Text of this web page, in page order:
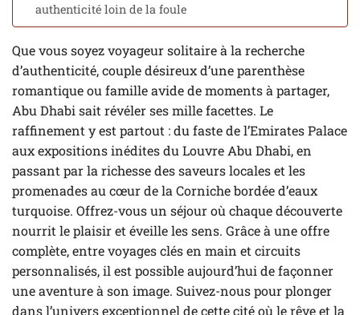
authenticité loin de la foule
Que vous soyez voyageur solitaire à la recherche
d’authenticité, couple désireux d’une parenthèse
romantique ou famille avide de moments à partager,
Abu Dhabi sait révéler ses mille facettes. Le
raffinement y est partout : du faste de l’Emirates Palace
aux expositions inédites du Louvre Abu Dhabi, en
passant par la richesse des saveurs locales et les
promenades au cœur de la Corniche bordée d’eaux
turquoise. Offrez-vous un séjour où chaque découverte
nourrit le plaisir et éveille les sens. Grâce à une offre
complète, entre voyages clés en main et circuits
personnalisés, il est possible aujourd’hui de façonner
une aventure à son image. Suivez-nous pour plonger
dans l’univers exceptionnel de cette cité où le rêve et la